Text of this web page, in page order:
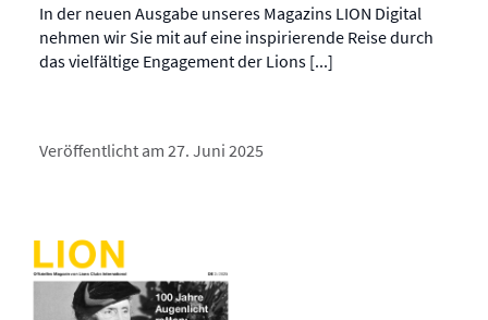
In der neuen Ausgabe unseres Magazins LION Digital
nehmen wir Sie mit auf eine inspirierende Reise durch
das vielfältige Engagement der Lions [...]
Veröffentlicht am 27. Juni 2025